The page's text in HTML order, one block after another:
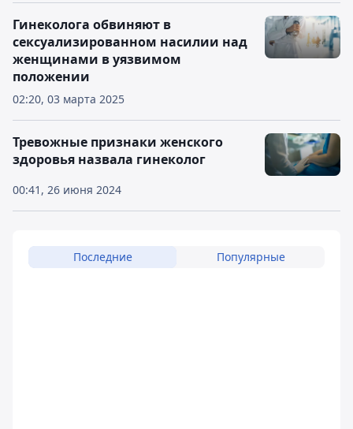
02:20, 03 марта 2025
Гинеколога обвиняют в
сексуализированном насилии над
женщинами в уязвимом
положении
00:41, 26 июня 2024
Тревожные признаки женского
здоровья назвала гинеколог
Последние Популярные